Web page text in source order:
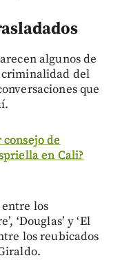
algunos de
criminalidad del
que
de
en Cali?
los
‘Douglas’ y ‘El
los reubicados